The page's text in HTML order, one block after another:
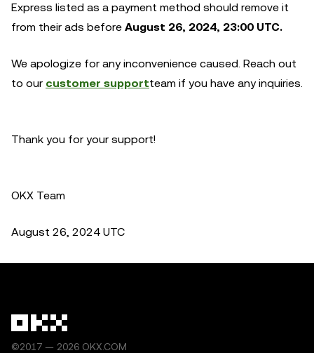
Express listed as a payment method should remove it
from their ads before August 26, 2024, 23:00 UTC.
We apologize for any inconvenience caused. Reach out
to our customer supportteam if you have any inquiries.
Thank you for your support!
OKX Team
August 26, 2024 UTC
©2017 — 2026 OKX.COM